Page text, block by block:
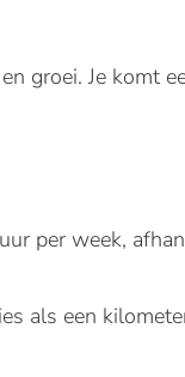
groei. Je komt
per week,
als een